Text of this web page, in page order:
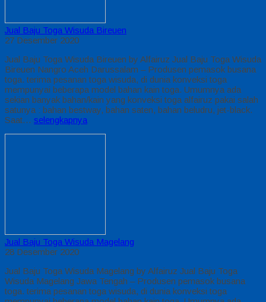
Jual Baju Toga Wisuda Bireuen
27 Desember 2020
Jual Baju Toga Wisuda Bireuen by Alfairuz Jual Baju Toga Wisuda
Bireuen Nangro Aceh Darussalam – Produsen pemasok busana
toga. terima pesanan toga wisuda, di dunia konveksi toga
mempunyai beberapa model bahan kain toga. Umumnya ada
sekian banyak bahan/kain yang konveksi toga alfairuz pakai salah
satunya : bahan bestway, bahan saten, bahan beludru, jet-black.
Saat… selengkapnya
Jual Baju Toga Wisuda Magelang
28 Desember 2020
Jual Baju Toga Wisuda Magelang by Alfairuz Jual Baju Toga
Wisuda Magelang Jawa Tengah – Produsen pemasok busana
toga. terima pesanan toga wisuda, di dunia konveksi toga